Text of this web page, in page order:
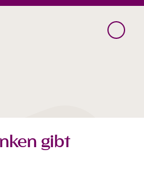
gibt